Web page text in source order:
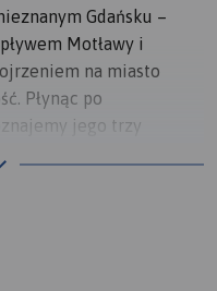
Gdańsku –
Motławy i
na miasto
Płynąc po
jego trzy
kajakowe z Żabiego